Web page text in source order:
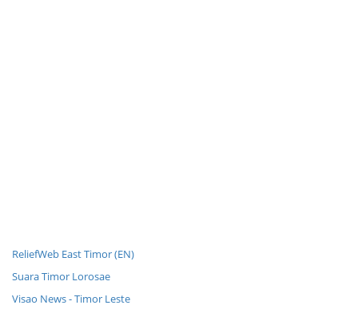
ReliefWeb East Timor (EN)
Suara Timor Lorosae
Visao News - Timor Leste